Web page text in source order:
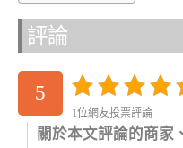
評論
5
1位網友投票評論
關於本文評論的商家